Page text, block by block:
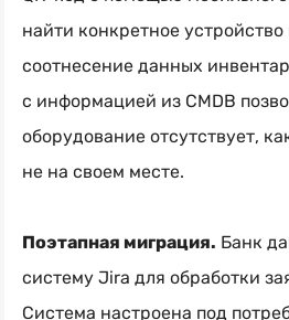
найти конкретное
соотнесение данных
с информацией из CMDB
оборудование отсутствует,
не на своем месте.
Поэтапная миграция. Банк
систему Jira для обработки
Система настроена под